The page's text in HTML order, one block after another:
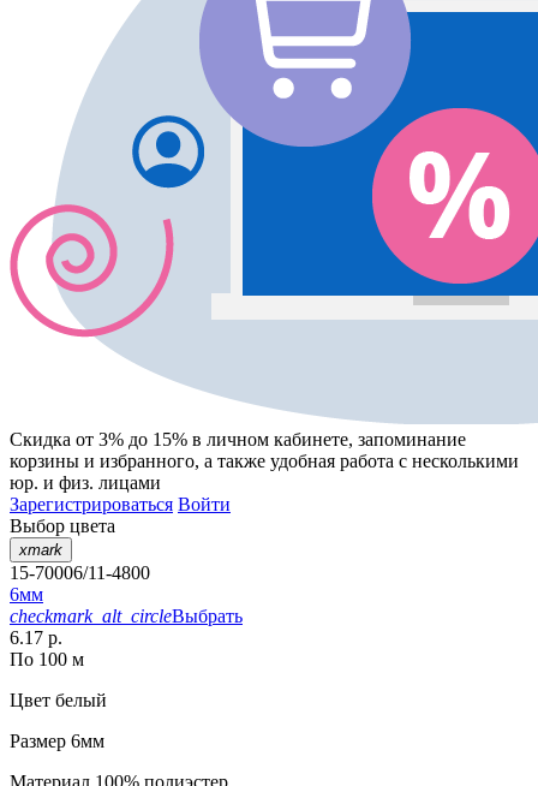
Скидка от 3% до 15% в личном кабинете, запоминание
корзины и избранного, а также удобная работа с несколькими
юр. и физ. лицами
Зарегистрироваться Войти
Выбор цвета
xmark
15-70006/11-4800
6мм
checkmark_alt_circleВыбрать
6.17 р.
По 100 м
Цвет белый
Размер 6мм
Материал 100% полиэстер